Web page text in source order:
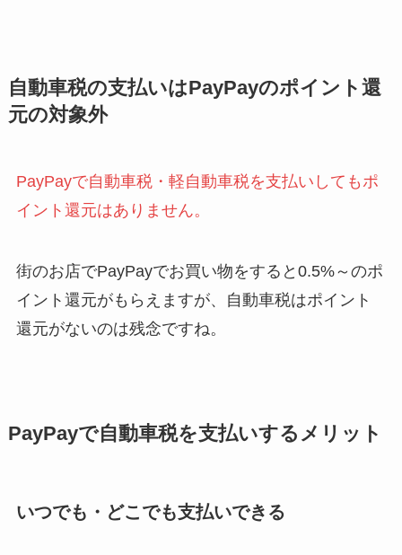
自動車税の支払いはPayPayのポイント還
元の対象外
PayPayで自動車税・軽自動車税を支払いしてもポ
イント還元はありません。
街のお店でPayPayでお買い物をすると0.5%～のポ
イント還元がもらえますが、自動車税はポイント
還元がないのは残念ですね。
PayPayで自動車税を支払いするメリット
いつでも・どこでも支払いできる